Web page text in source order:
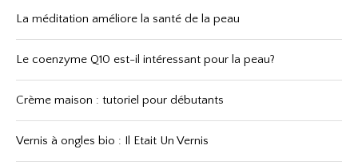
La méditation améliore la santé de la peau
Le coenzyme Q10 est-il intéressant pour la peau?
Crème maison : tutoriel pour débutants
Vernis à ongles bio : Il Etait Un Vernis